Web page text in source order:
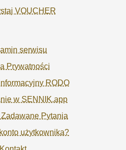
VOUCHER
serwisu
Prywatności
RODO
w SENNIK.app
Pytania
użytkownika?